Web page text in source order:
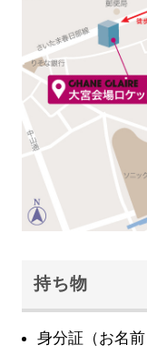
持ち物
身分証（お名